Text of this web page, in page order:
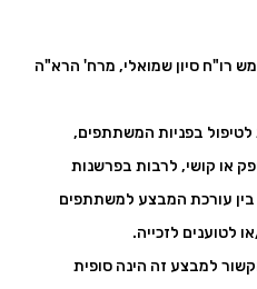
רו"ח סיון שמואלי, מרח' הרא"ה
בפניות המשתתפים,
או קושי, לרבות בפרשנות
בין עורכת המבצע למשתתפים
לטוענים לזכייה.
למבצע זה הינה סופית